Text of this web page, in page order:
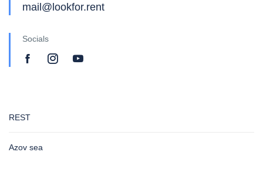
mail@lookfor.rent
Socials
REST
Azov sea